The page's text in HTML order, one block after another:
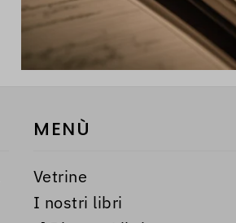
MENÙ
Vetrine
I nostri libri